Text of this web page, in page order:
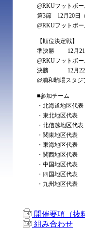
@RKUフットボ
第3節 12月20日
@RKUフットボ
【順位決定戦】
準決勝 12月21
@RKUフットボ
決勝 12月22
@浦和駒場スタジ
■参加チーム
・北海道地区
・東北地区代
・北信越地区
・関東地区代
・東海地区代
・関西地区代
・中国地区代
・四国地区代
・九州地区代
開催要項（抜
組み合わせ